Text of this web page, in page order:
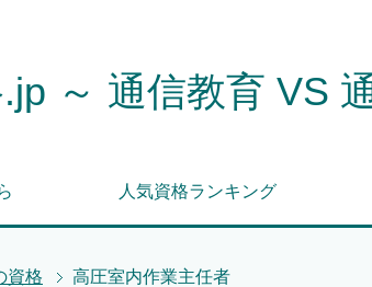
～ 通信教育 VS
人気資格ランキング
資格 高圧室内作業主任者